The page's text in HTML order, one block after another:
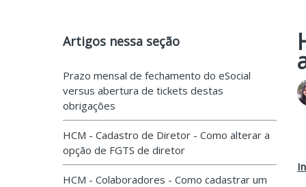
Artigos nessa seção
Prazo mensal de fechamento do eSocial
versus abertura de tickets destas
obrigações
HCM - Cadastro de Diretor - Como alterar a
opção de FGTS de diretor
HCM - Colaboradores - Como cadastrar um